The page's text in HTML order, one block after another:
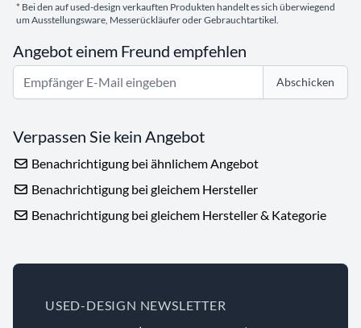
* Bei den auf used-design verkauften Produkten handelt es sich überwiegend
um Ausstellungsware, Messerückläufer oder Gebrauchtartikel.
Angebot einem Freund empfehlen
Abschicken
Verpassen Sie kein Angebot
Benachrichtigung bei ähnlichem Angebot
Benachrichtigung bei gleichem Hersteller
Benachrichtigung bei gleichem Hersteller & Kategorie
USED-DESIGN NEWSLETTER